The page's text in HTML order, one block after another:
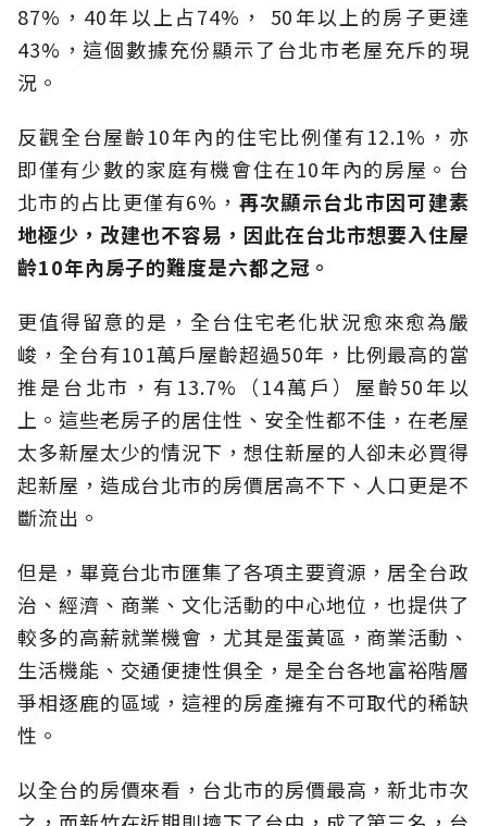
87%，40年以上占74%， 50年以上的房子更達
43%，這個數據充份顯示了台北市老屋充斥的現
況。
反觀全台屋齡10年內的住宅比例僅有12.1%，亦
即僅有少數的家庭有機會住在10年內的房屋。台
北市的占比更僅有6%， 再次顯示台北市因可建素
地極少，改建也不容易，因此在台北市想要入住屋
齡10年內房子的難度是六都之冠。
更值得留意的是，全台住宅老化狀況愈來愈為嚴
峻，全台有101萬戶屋齡超過50年，比例最高的當
推是台北市，有13.7%（14萬戶）屋齡50年以
上。這些老房子的居住性、安全性都不佳，在老屋
太多新屋太少的情況下，想住新屋的人卻未必買得
起新屋，造成台北市的房價居高不下、人口更是不
斷流出。
但是，畢竟台北市匯集了各項主要資源，居全台政
治、經濟、商業、文化活動的中心地位，也提供了
較多的高薪就業機會，尤其是蛋黃區，商業活動、
生活機能、交通便捷性俱全，是全台各地富裕階層
爭相逐鹿的區域，這裡的房產擁有不可取代的稀缺
性。
以全台的房價來看，台北市的房價最高，新北市次